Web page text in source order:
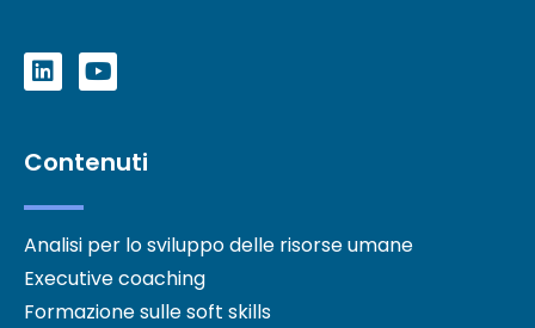
Contenuti
Analisi per lo sviluppo delle risorse umane
Executive coaching
Formazione sulle soft skills